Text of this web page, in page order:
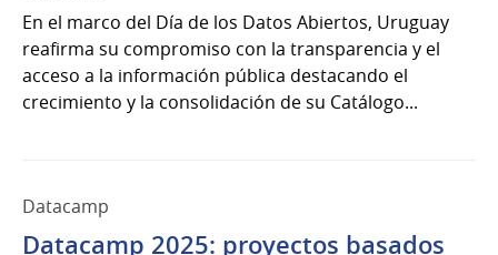
En el marco del Día de los Datos Abiertos, Uruguay
reafirma su compromiso con la transparencia y el
acceso a la información pública destacando el
crecimiento y la consolidación de su Catálogo...
Datacamp
Datacamp 2025: proyectos basados